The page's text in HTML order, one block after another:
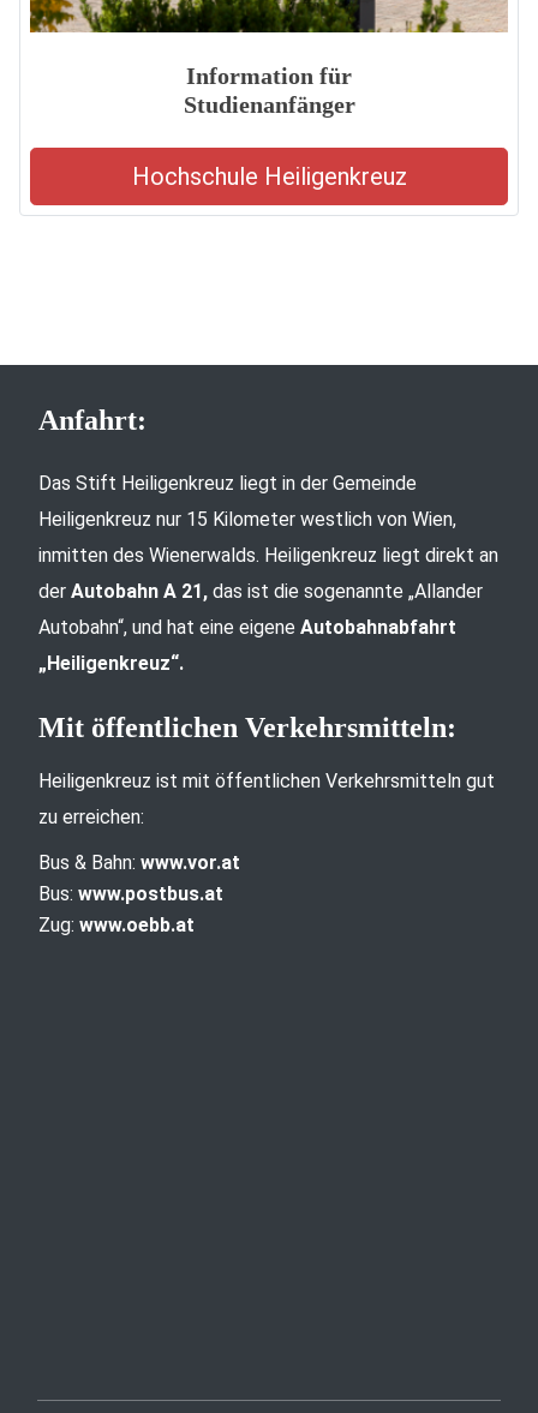
Information für
Studienanfänger
Hochschule Heiligenkreuz
Anfahrt:
Das Stift Heiligenkreuz liegt in der Gemeinde
Heiligenkreuz nur 15 Kilometer westlich von Wien,
inmitten des Wienerwalds. Heiligenkreuz liegt direkt an
der Autobahn A 21, das ist die sogenannte „Allander
Autobahn“, und hat eine eigene Autobahnabfahrt
„Heiligenkreuz“.
Mit öffentlichen Verkehrsmitteln:
Heiligenkreuz ist mit öffentlichen Verkehrsmitteln gut
zu erreichen:
Bus & Bahn: www.vor.at
Bus: www.postbus.at
Zug: www.oebb.at